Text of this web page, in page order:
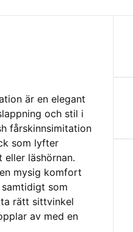
är en elegant
och stil i
fårskinnsimitation
som lyfter
eller läshörnan.
mysig komfort
som
rätt sittvinkel
av med en